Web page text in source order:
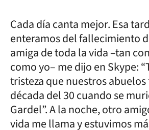
Cada día canta mejor. Esa
enteramos del fallecimiento
amiga de toda la vida –tan
como yo– me dijo en Skype:
tristeza que nuestros
década del 30 cuando se
Gardel”. A la noche, otro
vida me llama y estuvimos